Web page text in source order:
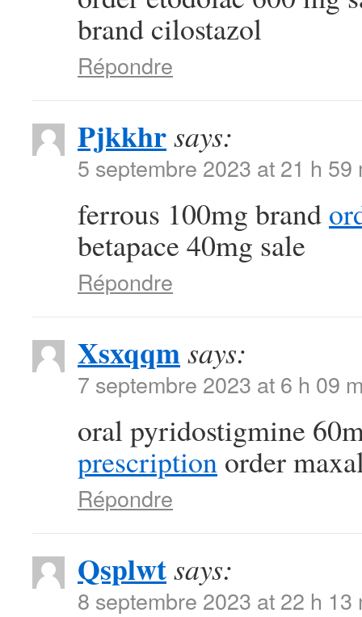
brand cilostazol
Répondre
Pjkkhrsays:
5 septembre 2023 at 21 h 59
ferrous 100mg brand
betapace 40mg sale
Répondre
Xsxqqmsays:
7 septembre 2023 at 6 h 09
oral pyridostigmine
prescription order
Répondre
Qsplwtsays:
8 septembre 2023 at 22 h 13